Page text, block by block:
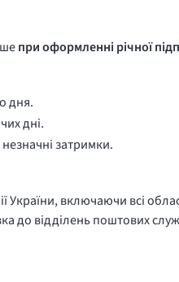
при оформленні річної
дня.
дні.
затримки.
України, включаючи всі
до відділень поштових